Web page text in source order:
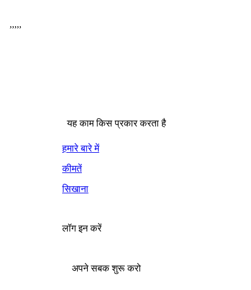
,,,,,
यह काम किस प्रकार करता है
हमारे बारे में
कीमतें
सिखाना
लॉग इन करें
अपने सबक शुरू करो